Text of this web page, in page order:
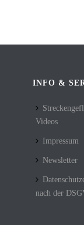
INFO &
Videos
Impressum
Newsletter
nach der